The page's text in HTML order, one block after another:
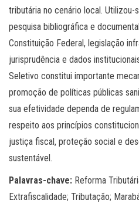
tributária no cenário local.
pesquisa bibliográfica e
Constituição Federal, legislação
jurisprudência e dados
Seletivo constitui importante
promoção de políticas públicas
sua efetividade dependa de
respeito aos princípios
justiça fiscal, proteção social e
sustentável.
Palavras-chave: Reforma
Extrafiscalidade; Tributação;